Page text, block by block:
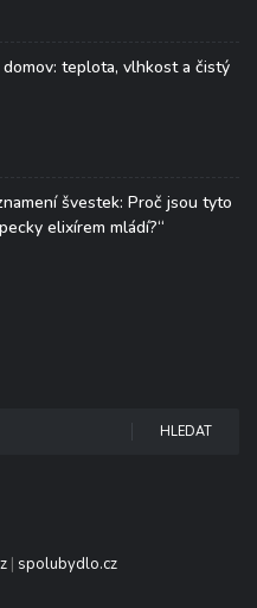
domov: teplota, vlhkost a čistý
švestek: Proč jsou tyto
elixírem mládí?“
HLEDAT
| spolubydlo.cz